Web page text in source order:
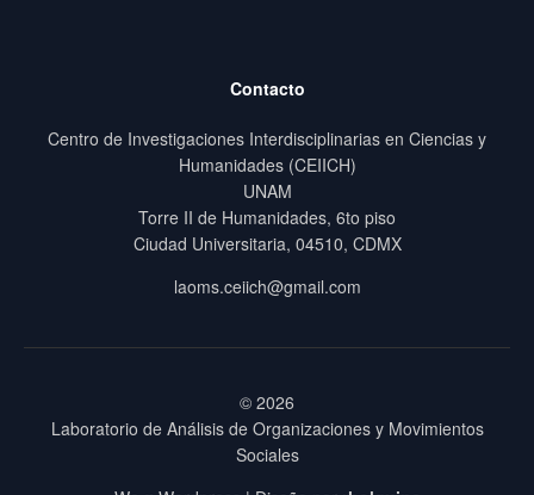
Contacto
Centro de Investigaciones Interdisciplinarias en Ciencias y
Humanidades (CEIICH)
UNAM
Torre II de Humanidades, 6to piso
Ciudad Universitaria, 04510, CDMX
laoms.ceiich@gmail.com
© 2026
Laboratorio de Análisis de Organizaciones y Movimientos
Sociales